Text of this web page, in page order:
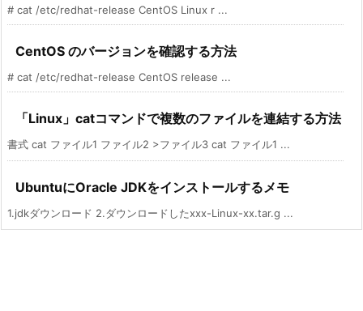
# cat /etc/redhat-release CentOS Linux r ...
CentOS のバージョンを確認する方法
# cat /etc/redhat-release CentOS release ...
「Linux」catコマンドで複数のファイルを連結する方法
書式 cat ファイル1 ファイル2 >ファイル3 cat ファイル1 ...
UbuntuにOracle JDKをインストールするメモ
1.jdkダウンロード 2.ダウンロードしたxxx-Linux-xx.tar.g ...